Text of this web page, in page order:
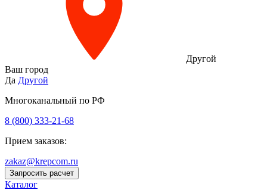
Другой
Ваш город
Да Другой
Многоканальный по РФ
8 (800) 333‑21-68
Прием заказов:
zakaz@krepcom.ru
Запросить расчет
Каталог